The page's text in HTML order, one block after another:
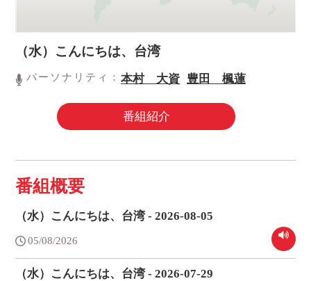
（水）こんにちは、台湾
パーソナリティ：本村 大資 豊田 楓蓮
番組紹介
番組概要
（水）こんにちは、台湾 - 2026-08-05
05/08/2026
（水）こんにちは、台湾 - 2026-07-29